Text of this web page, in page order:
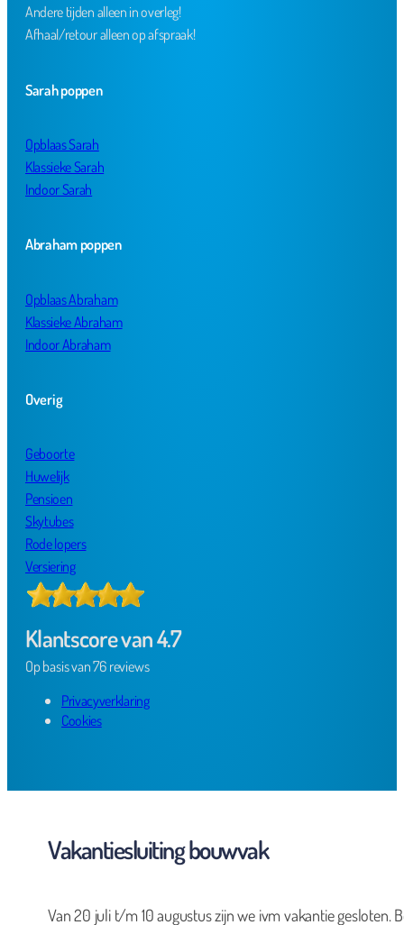
Andere tijden alleen in overleg!
Afhaal/retour alleen op afspraak!
Sarah poppen
Opblaas Sarah
Klassieke Sarah
Indoor Sarah
Abraham poppen
Opblaas Abraham
Klassieke Abraham
Indoor Abraham
Overig
Geboorte
Huwelijk
Pensioen
Skytubes
Rode lopers
Versiering
Klantscore van 4.7
Op basis van 76 reviews
Privacyverklaring
Cookies
Vakantiesluiting bouwvak
Van 20 juli t/m 10 augustus zijn we ivm vakantie gesloten.